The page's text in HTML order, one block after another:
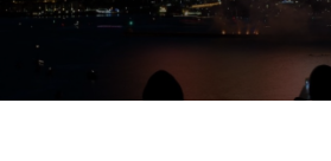
Polska
Świat